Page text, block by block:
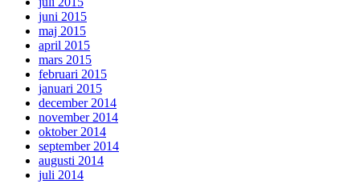
juni 2015
maj 2015
april 2015
mars 2015
februari 2015
januari 2015
december 2014
november 2014
oktober 2014
september 2014
augusti 2014
juli 2014